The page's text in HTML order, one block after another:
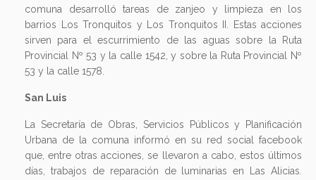
comuna desarrolló tareas de zanjeo y limpieza en los
barrios Los Tronquitos y Los Tronquitos II. Estas acciones
sirven para el escurrimiento de las aguas sobre la Ruta
Provincial Nº 53 y la calle 1542, y sobre la Ruta Provincial Nº
53 y la calle 1578.
San Luis
La Secretaría de Obras, Servicios Públicos y Planificación
Urbana de la comuna informó en su red social facebook
que, entre otras acciones, se llevaron a cabo, estos últimos
días, trabajos de reparación de luminarias en Las Alicias.